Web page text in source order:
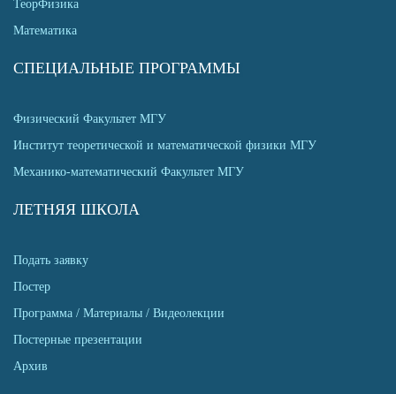
ТеорФизика
Математика
СПЕЦИАЛЬНЫЕ ПРОГРАММЫ
Физический Факультет МГУ
Институт теоретической и математической физики МГУ
Механико-математический Факультет МГУ
ЛЕТНЯЯ ШКОЛА
Подать заявку
Постер
Программа / Материалы / Видеолекции
Постерные презентации
Архив